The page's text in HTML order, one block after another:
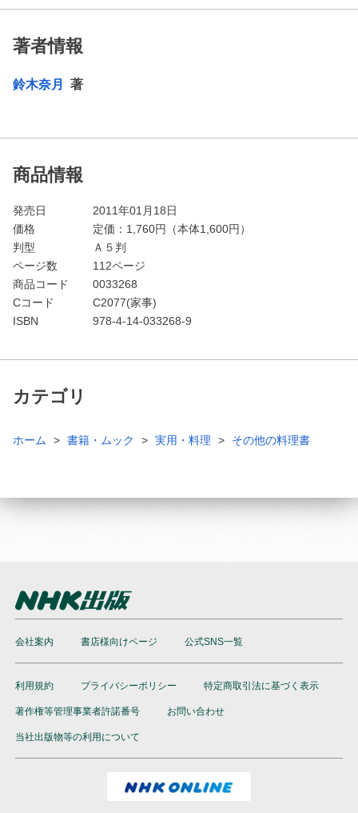
著者情報
鈴木奈月 著
商品情報
発売日
2011年01月18日
価格
定価： 1,760円（本体1,600円）
判型
Ａ５判
ページ数
112ページ
商品コード
0033268
Cコード
C2077(家事)
ISBN
978-4-14-033268-9
カテゴリ
ホーム 書籍・ムック 実用・料理 その他の料理書
会社案内 書店様向けページ 公式SNS一覧
利用規約 プライバシーポリシー 特定商取引法に基づく表示
著作権等管理事業者許諾番号 お問い合わせ
当社出版物等の利用について